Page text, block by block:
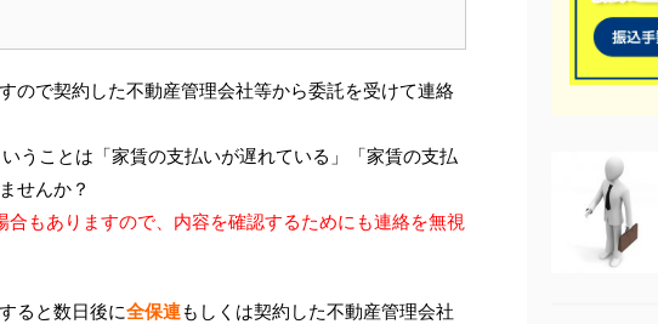
ので契約した不動産管理会社等から委託を受けて連絡
うことは「家賃の支払いが遅れている」「家賃の支払
せんか？
もありますので、内容を確認するためにも連絡を無視
ると数日後に全保連もしくは契約した不動産管理会社